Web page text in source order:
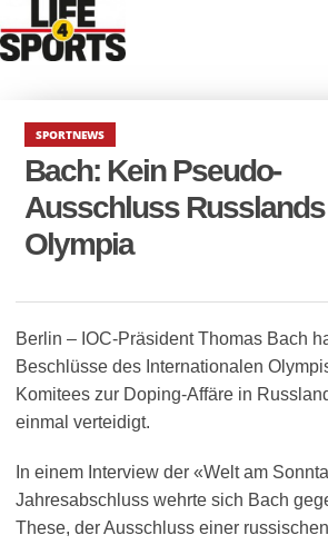
SPORTNEWS
Bach: Kein Pseudo-
Ausschluss
Olympia
Berlin – IOC-Präsident Thomas Bach
Beschlüsse des Internationalen
Komitees zur Doping-Affäre in
einmal verteidigt.
In einem Interview der «Welt am
Jahresabschluss wehrte sich Bach
These, der Ausschluss einer russischen